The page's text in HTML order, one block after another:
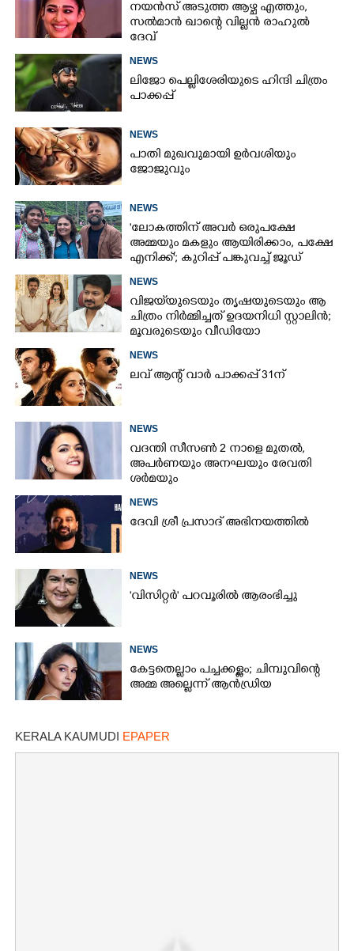
നയൻസ് അടുത്ത ആഴ്ച എത്തും,
സൽമാൻ ഖാന്റെ വില്ലൻ രാഹുൽ
ദേവ്
NEWS
ലിജോ പെല്ലിശേരിയുടെ ഹിന്ദി ചിത്രം
പാക്കപ്പ്
NEWS
പാതി മുഖവുമായി ഉർവശിയും
ജോജുവും
NEWS
'ലോകത്തിന് അവർ ഒരുപക്ഷേ
അമ്മയും മകളും ആയിരിക്കാം, പക്ഷേ
എനിക്ക്'; കുറിപ്പ് പങ്കുവച്ച് ജൂഡ്
NEWS
വിജയ്‌യുടെയും തൃഷയുടെയും ആ
ചിത്രം നിർമ്മിച്ചത് ഉദയനിധി സ്റ്റാലിൻ;
മൂവരുടെയും വീഡിയോ
ചർച്ചയാകുന്നു
NEWS
ലവ് ആന്റ് വാർ പാക്കപ്പ് 31ന്
NEWS
വദന്തി സീസൺ 2 നാളെ മുതൽ,
അപർണയും അനഘയും രേവതി
ശർമയും
NEWS
ദേവി ശ്രീ പ്രസാദ് അഭിനയത്തിൽ
NEWS
'വിസിറ്റർ' പറവൂരിൽ ആരംഭിച്ചു
NEWS
കേട്ടതെല്ലാം പച്ചക്കള്ളം; ചിമ്പുവിന്റെ
അമ്മ അല്ലെന്ന് ആൻഡ്രിയ
KERALA KAUMUDI EPAPER